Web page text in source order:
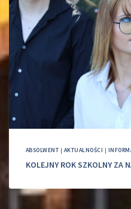
ABSOLWENT | AKTUALNOŚCI |
KOLEJNY ROK SZKOLNY ZA